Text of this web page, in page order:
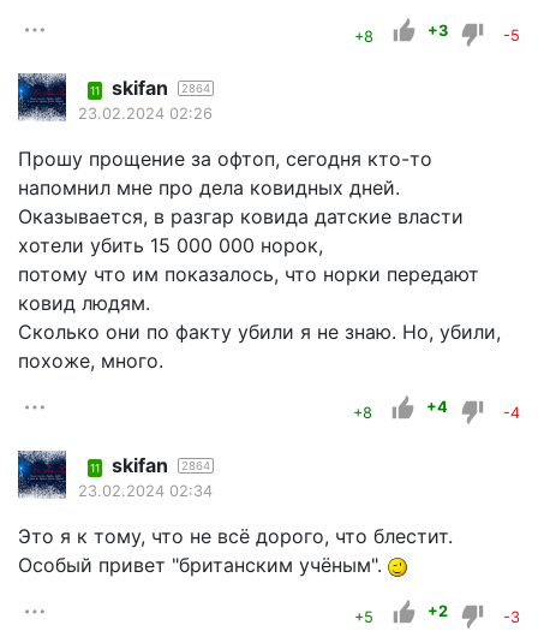
+8 +3 -5
11 skifan 2864
23.02.2024 02:26
Прошу прощение за офтоп, сегодня кто-то
напомнил мне про дела ковидных дней.
Оказывается, в разгар ковида датские власти
хотели убить 15 000 000 норок,
потому что им показалось, что норки передают
ковид людям.
Сколько они по факту убили я не знаю. Но, убили,
похоже, много.
+8 +4 -4
11 skifan 2864
23.02.2024 02:34
Это я к тому, что не всё дорого, что блестит.
Особый привет "британским учёным".
+5 +2 -3